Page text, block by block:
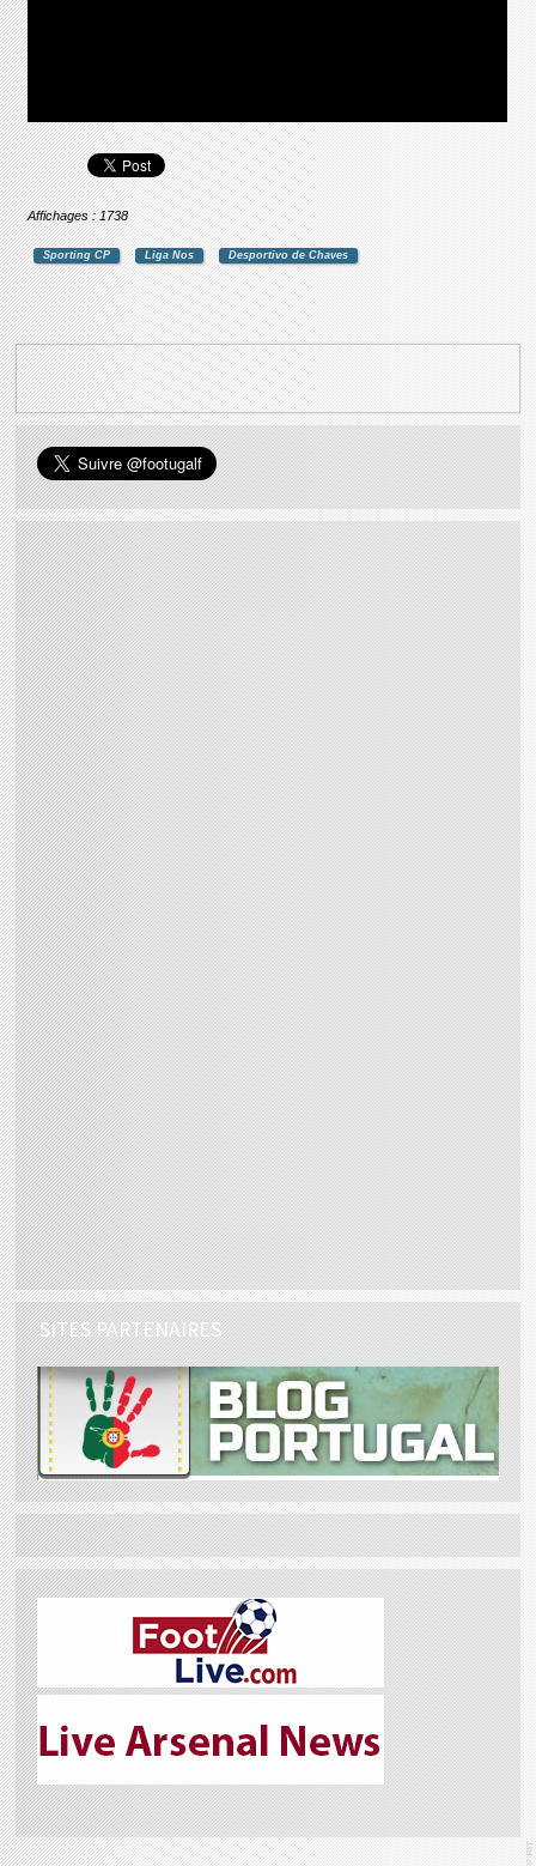
Affichages : 1738
Sporting CP Liga Nos Desportivo de Chaves
SITES PARTENAIRES